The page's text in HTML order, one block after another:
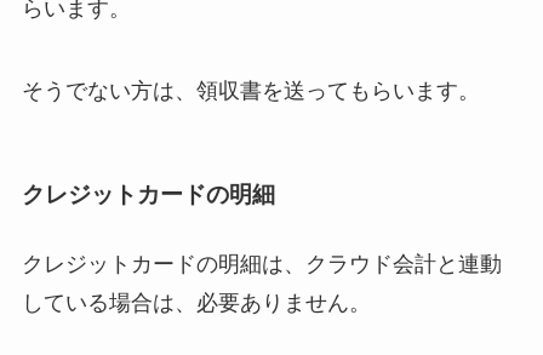
らいます。
そうでない方は、領収書を送ってもらいます。
クレジットカードの明細
クレジットカードの明細は、クラウド会計と連動
している場合は、必要ありません。